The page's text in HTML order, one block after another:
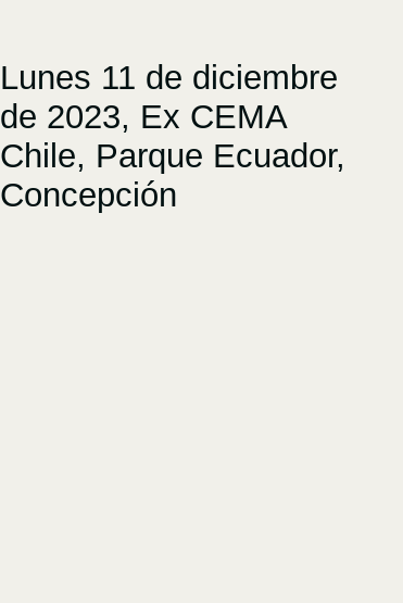
Lunes 11 de diciembre
de 2023, Ex CEMA
Chile, Parque Ecuador,
Concepción